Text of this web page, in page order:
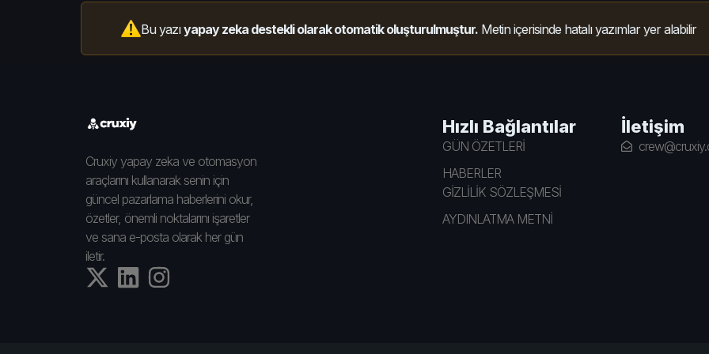
Bu yazıyapay zeka destekli olarak otomatik oluşturulmuştur. Metin içerisinde hatalı yazımlar yer alabilir
Cruxiy yapay zeka ve otomasyon
araçlarını kullanarak senin için
güncel pazarlama haberlerini okur,
özetler, önemli noktalarını işaretler
ve sana e-posta olarak her gün
iletir.
Hızlı Bağlantılar
GÜN ÖZETLERİ
HABERLER
GİZLİLİK SÖZLEŞMESİ
AYDINLATMA METNİ
İletişim